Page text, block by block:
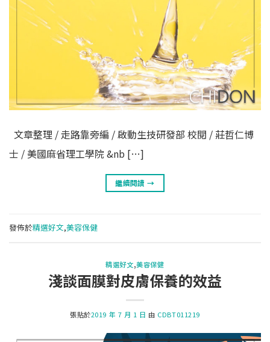
文章整理 / 走路靠旁編 / 啟動生技研發部 校閱 / 莊哲仁博
士 / 美國麻省理工學院 &nb […]
繼續閱讀→
發佈於精選好文,美容保健
精選好文,美容保健
淺談面膜對皮膚保養的效益
張貼於2019 年 7 月 1 日 由 CDBT011219